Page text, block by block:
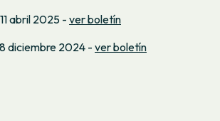
abril 2025 - ver boletín
diciembre 2024 - ver boletín